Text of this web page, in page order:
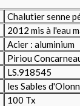
Chalutier senne
2012 mis à l'eau
Acier : aluminium
Piriou
LS.918545
les Sables
100 Tx